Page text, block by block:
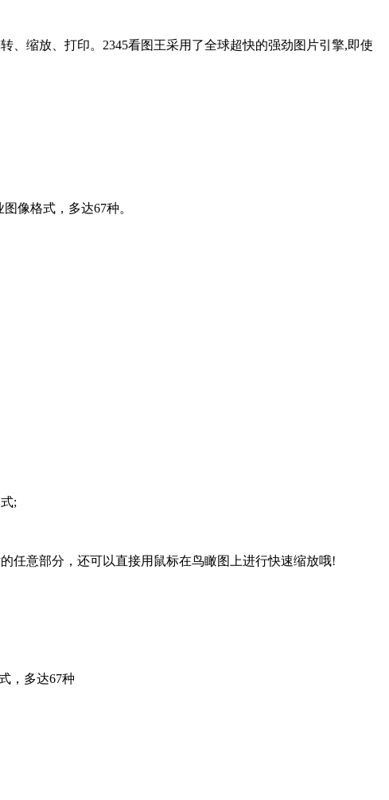
、缩放、打印。2345看图王采用了全球超快的强劲图片引擎,即使
像格式，多达67种。
;
任意部分，还可以直接用鼠标在鸟瞰图上进行快速缩放哦!
，多达67种